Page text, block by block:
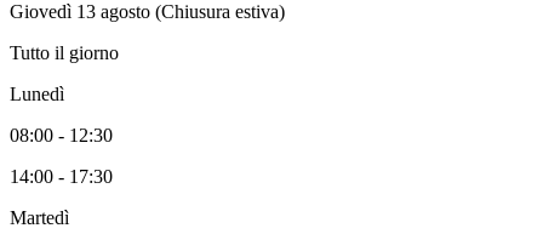
Giovedì 13 agosto (Chiusura estiva)
Tutto il giorno
Lunedì
08:00 - 12:30
14:00 - 17:30
Martedì